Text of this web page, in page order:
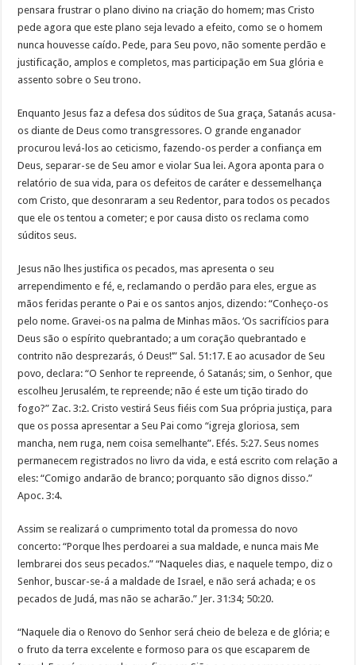
pensara frustrar o plano divino na criação do homem; mas Cristo
pede agora que este plano seja levado a efeito, como se o homem
nunca houvesse caído. Pede, para Seu povo, não somente perdão e
justificação, amplos e completos, mas participação em Sua glória e
assento sobre o Seu trono.
Enquanto Jesus faz a defesa dos súditos de Sua graça, Satanás acusa-
os diante de Deus como transgressores. O grande enganador
procurou levá-los ao ceticismo, fazendo-os perder a confiança em
Deus, separar-se de Seu amor e violar Sua lei. Agora aponta para o
relatório de sua vida, para os defeitos de caráter e dessemelhança
com Cristo, que desonraram a seu Redentor, para todos os pecados
que ele os tentou a cometer; e por causa disto os reclama como
súditos seus.
Jesus não lhes justifica os pecados, mas apresenta o seu
arrependimento e fé, e, reclamando o perdão para eles, ergue as
mãos feridas perante o Pai e os santos anjos, dizendo: “Conheço-os
pelo nome. Gravei-os na palma de Minhas mãos. ‘Os sacrifícios para
Deus são o espírito quebrantado; a um coração quebrantado e
contrito não desprezarás, ó Deus!’” Sal. 51:17. E ao acusador de Seu
povo, declara: “O Senhor te repreende, ó Satanás; sim, o Senhor, que
escolheu Jerusalém, te repreende; não é este um tição tirado do
fogo?” Zac. 3:2. Cristo vestirá Seus fiéis com Sua própria justiça, para
que os possa apresentar a Seu Pai como “igreja gloriosa, sem
mancha, nem ruga, nem coisa semelhante”. Efés. 5:27. Seus nomes
permanecem registrados no livro da vida, e está escrito com relação a
eles: “Comigo andarão de branco; porquanto são dignos disso.”
Apoc. 3:4.
Assim se realizará o cumprimento total da promessa do novo
concerto: “Porque lhes perdoarei a sua maldade, e nunca mais Me
lembrarei dos seus pecados.” “Naqueles dias, e naquele tempo, diz o
Senhor, buscar-se-á a maldade de Israel, e não será achada; e os
pecados de Judá, mas não se acharão.” Jer. 31:34; 50:20.
“Naquele dia o Renovo do Senhor será cheio de beleza e de glória; e
o fruto da terra excelente e formoso para os que escaparem de